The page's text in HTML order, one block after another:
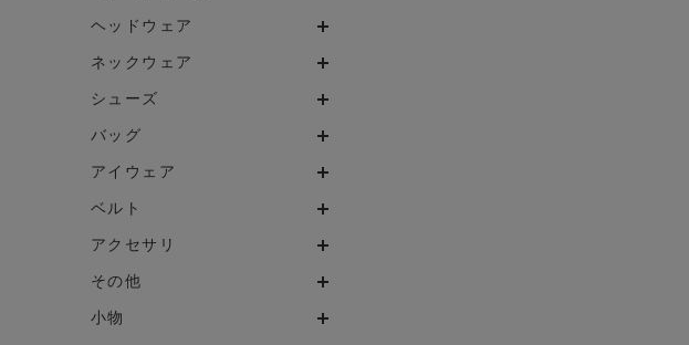
ヘッドウェア
ネックウェア
シューズ
バッグ
アイウェア
ベルト
アクセサリ
その他
小物